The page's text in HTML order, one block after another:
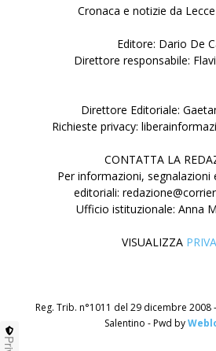
Cronaca e notizie da
Editore: Dario De
Direttore responsabile:
Direttore Editoriale:
Richieste privacy:
CONTATTA LA
Per informazioni, segnalazioni
editoriali:
Ufficio istituzionale: Anna
VISUALIZZA
Reg. Trib. n°1011 del 29 dicembre
Salentino - Pwd by